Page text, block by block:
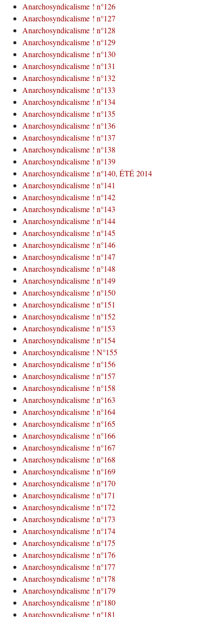
Anarchosyndicalisme ! n°126
Anarchosyndicalisme ! n°127
Anarchosyndicalisme ! n°128
Anarchosyndicalisme ! n°129
Anarchosyndicalisme ! n°130
Anarchosyndicalisme ! n°131
Anarchosyndicalisme ! n°132
Anarchosyndicalisme ! n°133
Anarchosyndicalisme ! n°134
Anarchosyndicalisme ! n°135
Anarchosyndicalisme ! n°136
Anarchosyndicalisme ! n°137
Anarchosyndicalisme ! n°138
Anarchosyndicalisme ! n°139
Anarchosyndicalisme ! n°140, ÉTÉ 2014
Anarchosyndicalisme ! n°141
Anarchosyndicalisme ! n°142
Anarchosyndicalisme ! n°143
Anarchosyndicalisme ! n°144
Anarchosyndicalisme ! n°145
Anarchosyndicalisme ! n°146
Anarchosyndicalisme ! n°147
Anarchosyndicalisme ! n°148
Anarchosyndicalisme ! n°149
Anarchosyndicalisme ! n°150
Anarchosyndicalisme ! n°151
Anarchosyndicalisme ! n°152
Anarchosyndicalisme ! n°153
Anarchosyndicalisme ! n°154
Anarchosyndicalisme ! N°155
Anarchosyndicalisme ! n°156
Anarchosyndicalisme ! n°157
Anarchosyndicalisme ! n°158
Anarchosyndicalisme ! n°163
Anarchosyndicalisme ! n°164
Anarchosyndicalisme ! n°165
Anarchosyndicalisme ! n°166
Anarchosyndicalisme ! n°167
Anarchosyndicalisme ! n°168
Anarchosyndicalisme ! n°169
Anarchosyndicalisme ! n°170
Anarchosyndicalisme ! n°171
Anarchosyndicalisme ! n°172
Anarchosyndicalisme ! n°173
Anarchosyndicalisme ! n°174
Anarchosyndicalisme ! n°175
Anarchosyndicalisme ! n°176
Anarchosyndicalisme ! n°177
Anarchosyndicalisme ! n°178
Anarchosyndicalisme ! n°179
Anarchosyndicalisme ! n°180
Anarchosyndicalisme ! n°181